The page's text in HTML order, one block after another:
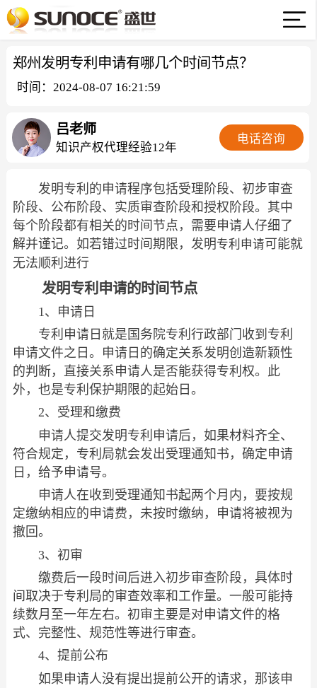
郑州发明专利申请有哪几个时间节点？
时间：2024-08-07 16:21:59
吕老师
知识产权代理经验12年
电话咨询
发明专利的申请程序包括受理阶段、初步审查
阶段、公布阶段、实质审查阶段和授权阶段。其中
每个阶段都有相关的时间节点，需要申请人仔细了
解并谨记。如若错过时间期限，发明专利申请可能就
无法顺利进行
发明专利申请的时间节点
1、申请日
专利申请日就是国务院专利行政部门收到专利
申请文件之日。申请日的确定关系发明创造新颖性
的判断，直接关系申请人是否能获得专利权。此
外，也是专利保护期限的起始日。
2、受理和缴费
申请人提交发明专利申请后，如果材料齐全、
符合规定，专利局就会发出受理通知书，确定申请
日，给予申请号。
申请人在收到受理通知书起两个月内，要按规
定缴纳相应的申请费，未按时缴纳，申请将被视为
撤回。
3、初审
缴费后一段时间后进入初步审查阶段，具体时
间取决于专利局的审查效率和工作量。一般可能持
续数月至一年左右。初审主要是对申请文件的格
式、完整性、规范性等进行审查。
4、提前公布
如果申请人没有提出提前公开的请求，那该申